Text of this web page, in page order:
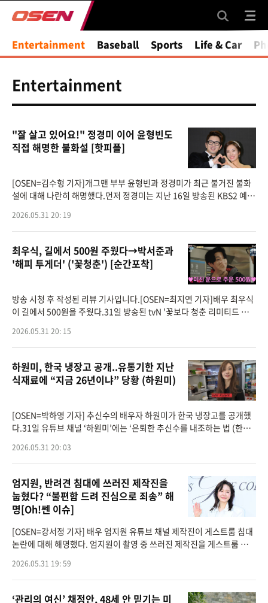
Entertainment Baseball Sports Life & Car
Entertainment
"잘 살고 있어요!" 정경미 이어 윤형빈도
직접 해명한 불화설 [핫피플]
[OSEN=김수형 기자]개그맨 부부 윤형빈과 정경미가 최근 불거진 불화
설에 대해 나란히 해명했다.먼저 정경미는 지난 16일 방송된 KBS2 예능
마 전 윤형빈
2026.05.31 20: 19
최우식, 길에서 500원 주웠다→박서준과
'해피 투게더' ('꽃청춘') [순간포착]
방송 시청 후 작성된 리뷰 기사입니다.[OSEN=최지연 기자]배우 최우식
이 길에서 500원을 주웠다.31일 방송된 tvN '꽃보다 청춘 리미티드 에
행기가 이어졌다.이
2026.05.31 20: 15
하원미, 한국 냉장고 공개..유통기한 지난
식재료에 “지금 26년이냐” 당황 (하원미)
[OSEN=박하영 기자] 추신수의 배우자 하원미가 한국 냉장고를 공개했
다.31일 유튜브 채널 ‘하원미’에는 ‘은퇴한 추신수를 내조하는 법 (한국
2026.05.31 20: 03
​엄지원, 반려견 침대에 쓰러진 제작진을
눕혔다? “불편함 드려 진심으로 죄송” 해
명[Oh!쎈 이슈]
[OSEN=강서정 기자] 배우 엄지원 유튜브 채널 제작진이 게스트룸 침대
논란에 대해 해명했다. 엄지원이 촬영 중 쓰러진 제작진을 게스트룸 침대
8일 엄지원
2026.05.31 19: 59
‘관리의 여신’ 채정안, 48세 안 믿기는 미